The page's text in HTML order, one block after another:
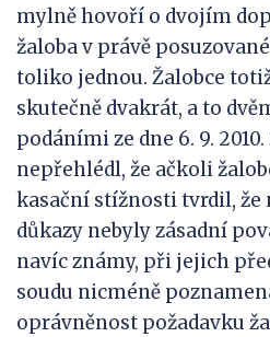
mylně hovoří o dvojím
žaloba v právě
toliko jednou. Žalobce
skutečně dvakrát, a to
podáními ze dne 6. 9.
nepřehlédl, že ačkoli
kasační stížnosti tvrdil, že
důkazy nebyly zásadní
navíc známy, při jejich
soudu nicméně
oprávněnost požadavku